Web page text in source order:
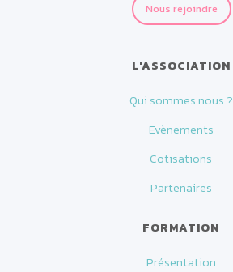
Nous rejoindre
L'ASSOCIATION
Qui sommes nous ?
Evènements
Cotisations
Partenaires
FORMATION
Présentation